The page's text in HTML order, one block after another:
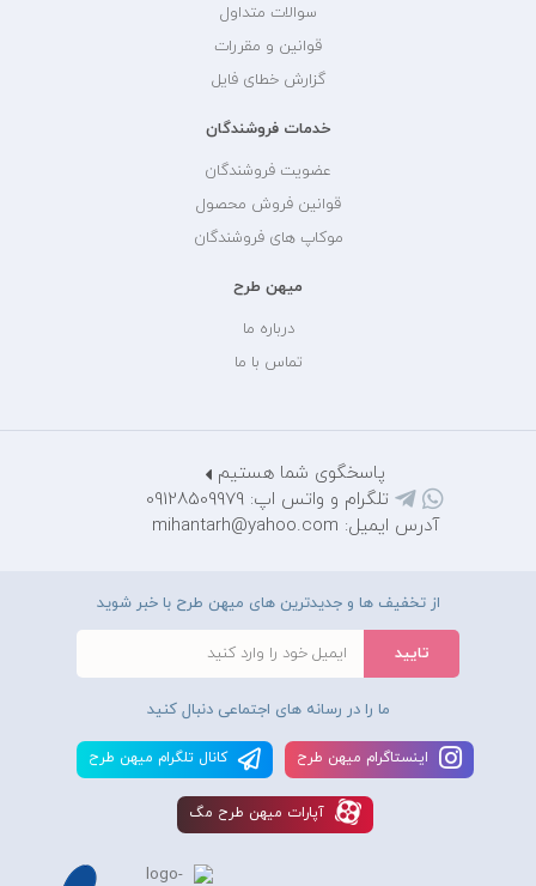
سوالات متداول
قوانین و مقررات
گزارش خطای فایل
خدمات فروشندگان
عضویت فروشندگان
قوانین فروش محصول
موکاپ های فروشندگان
میهن طرح
درباره ما
تماس با ما
پاسخگوی شما هستیم
تلگرام و واتس اپ: 09128509979
آدرس ایمیل: mihantarh@yahoo.com
از تخفیف ها و جدیدترین های میهن طرح با خبر شوید
ما را در رسانه های اجتماعی دنبال کنید
اينستاگرام ميهن طرح کانال تلگرام ميهن طرح
آپارات ميهن طرح مگ